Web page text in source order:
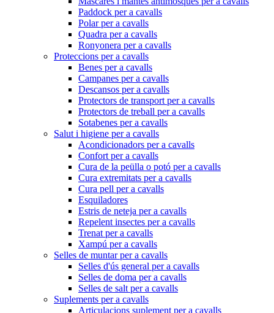
Paddock per a cavalls
Polar per a cavalls
Quadra per a cavalls
Ronyonera per a cavalls
Proteccions per a cavalls
Benes per a cavalls
Campanes per a cavalls
Descansos per a cavalls
Protectors de transport per a cavalls
Protectors de treball per a cavalls
Sotabenes per a cavalls
Salut i higiene per a cavalls
Acondicionadors per a cavalls
Confort per a cavalls
Cura de la peülla o potó per a cavalls
Cura extremitats per a cavalls
Cura pell per a cavalls
Esquiladores
Estris de neteja per a cavalls
Repelent insectes per a cavalls
Trenat per a cavalls
Xampú per a cavalls
Selles de muntar per a cavalls
Selles d'ús general per a cavalls
Selles de doma per a cavalls
Selles de salt per a cavalls
Suplements per a cavalls
Articulacions suplement per a cavalls